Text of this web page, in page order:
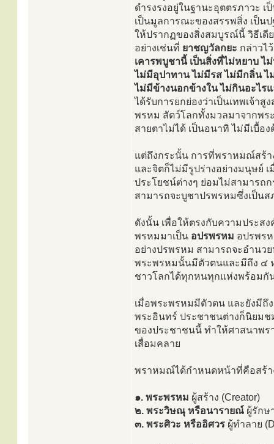
ดำรงรงอยู่ในฐานะอุตตรภาวะ
เป็นมูลการณะของสรรพสิ่ง เป็น
ให้ปรากฏของสิ่งสมบูรณ์นี้ วิธีเดี
อย่างเช่นที่ ยาชญวัลกยะ กล่าวไ
เคารพบูชานี้ เป็นสิ่งที่ไม่หยาบ ไ
ไม่มีอุปาทาน ไม่มีรส ไม่มีกลิ่น ไ
ไม่มีข้างนอกข้างใน ไม่กินอะไร
ได้รับการยกย่องว่าเป็นเทพเจ้าสู
พรหม สัตว์โลกทั้งมวลมาจากพร
สายตาไม่ได้ เป็นอนาทิ ไม่มีเบื้
แต่ถึงกระนั้น การที่พราหมณ์สร้
และจิตก็ไม่มีรูปร่างอย่างมนุษย์
ประโยชน์ต่างๆ ย่อมไม่สามารถ
สามารถจะบูชาปรพรหมซึ่งเป็นส
ดังนั้น เพื่อให้ตรงกับความประส
พรหมมาเป็น อปรพรหม อปรพร
อย่างปรพรหม สามารถจะอำนว
พระพรหมนั้นมีตัวตนและมีถึง ๔
ชาวโลกได้ทุกหนทุกแห่งพร้อมกั
เมื่อพระพรหมมีตัวตน และยังมีถึ
พระอินทร์ ประชาชนต่างก็นิยม
ของประชาชนนี้ ทำให้ศาสนาพ
เสื่อมคลาย
พราหมณ์ได้กำหนดหน้าที่คือสร้า
๑. พระพรหม ผู้สร้าง (Creator)
๒. พระวิษณุ หรือนารายณ์ ผู้รักษ
๓. พระศิวะ หรืออิศวร ผู้ทำลาย